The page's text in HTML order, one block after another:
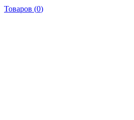
Товаров (0)